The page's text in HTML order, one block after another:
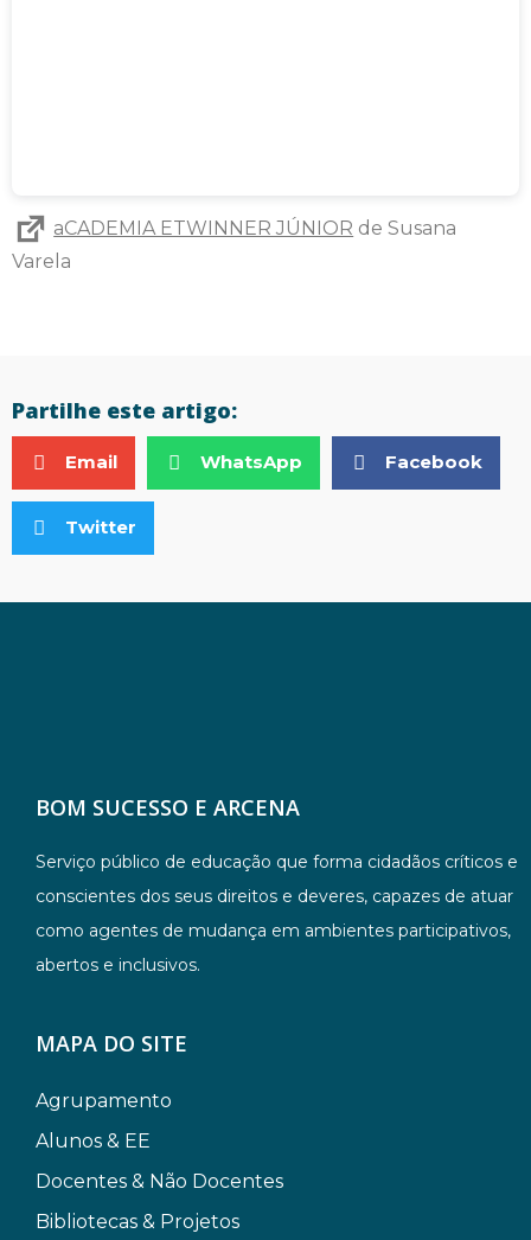
aCADEMIA ETWINNER JÚNIOR de Susana
Varela
Partilhe este artigo:
Email WhatsApp Facebook
Twitter
BOM SUCESSO E ARCENA
Serviço público de educação que forma cidadãos críticos e
conscientes dos seus direitos e deveres, capazes de atuar
como agentes de mudança em ambientes participativos,
abertos e inclusivos.
MAPA DO SITE
Agrupamento
Alunos & EE
Docentes & Não Docentes
Bibliotecas & Projetos